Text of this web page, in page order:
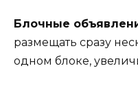
Блочные
размещать сразу
одном блоке,